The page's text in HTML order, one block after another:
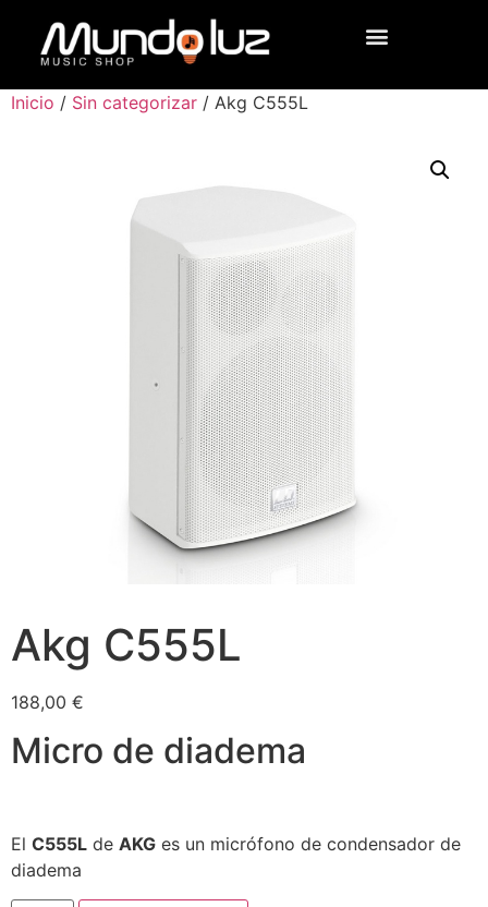
Inicio / Sin categorizar / Akg C555L
Akg C555L
188,00 €
Micro de diadema
El C555L de AKG es un micrófono de condensador de
diadema